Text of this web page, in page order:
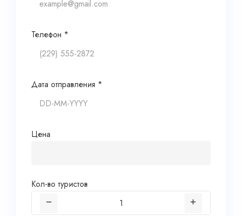
Телефон *
Дата отправления *
Цена
Кол-во туристов